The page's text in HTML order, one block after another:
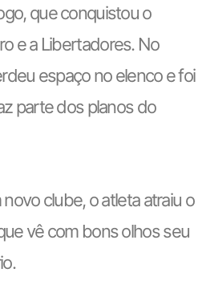
que conquistou o
e a Libertadores. No
espaço no elenco e foi
parte dos planos do
clube, o atleta atraiu o
vê com bons olhos seu